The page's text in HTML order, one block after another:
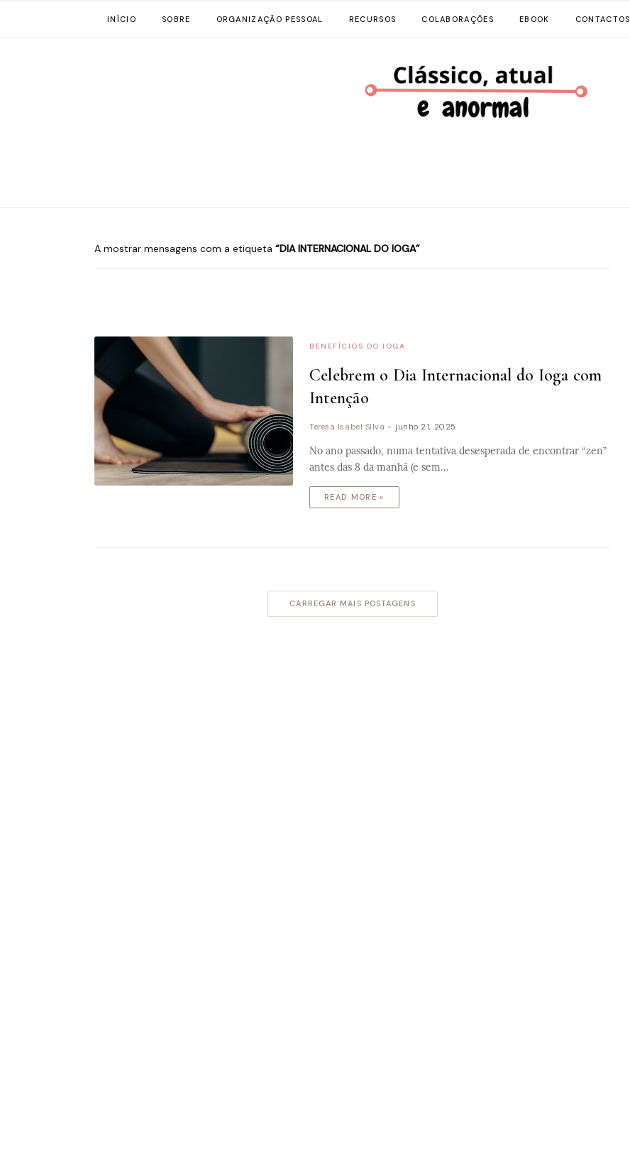
INÍCIO SOBRE ORGANIZAÇÃO PESSOAL RECURSOS COLABORAÇÕES EBOOK CONTACTOS
A mostrar mensagens com a etiqueta DIA INTERNACIONAL DO IOGA
BENEFÍCIOS DO IOGA
Celebrem o Dia Internacional do Ioga com
Intenção
Teresa Isabel SIlva - junho 21, 2025
No ano passado, numa tentativa desesperada de encontrar “zen”
antes das 8 da manhã (e sem…
READ MORE »
CARREGAR MAIS POSTAGENS